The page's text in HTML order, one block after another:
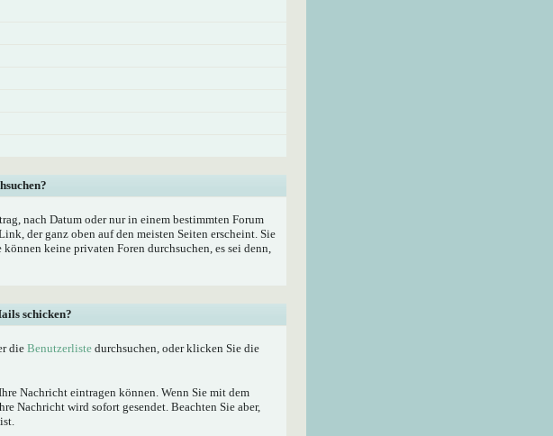
nach Datum oder nur in einem bestimmten Forum
der ganz oben auf den meisten Seiten erscheint. Sie
keine privaten Foren durchsuchen, es sei denn,
schicken?
dieBenutzerliste durchsuchen, oder klicken Sie die
Nachricht eintragen können. Wenn Sie mit dem
Nachricht wird sofort gesendet. Beachten Sie aber,